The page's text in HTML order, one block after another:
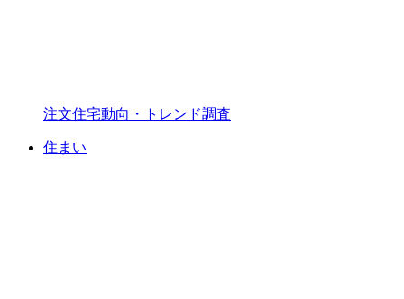
注文住宅動向・トレンド調査
住まい